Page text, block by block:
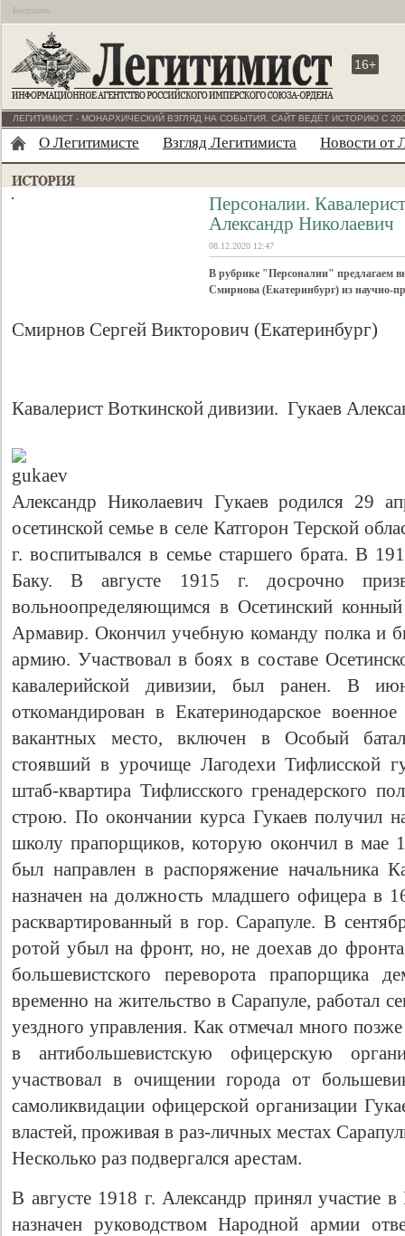
Бесплатно
16+
ЛЕГИТИМИСТ - МОНАРХИЧЕСКИЙ ВЗГЛЯД НА СОБЫТИЯ. САЙТ ВЕДЁТ ИСТОРИЮ С
О Легитимисте Взгляд Легитимиста Новости от
Персоналии.
Александр Николаевич
08.12.2020 12:47
В рубрике "Персоналии" предлагаем
Смирнова (Екатеринбург) из научно-
Смирнов Сергей Викторович (Екатеринбург)
Кавалерист Воткинской дивизии. Гукаев
Александр Николаевич Гукаев родился 29
осетинской семье в селе Катгорон Терской
г. воспитывался в семье старшего брата. В
Баку. В августе 1915 г. досрочно
вольноопределяющимся в Осетинский
Армавир. Окончил учебную команду полка и
армию. Участвовал в боях в составе
кавалерийской дивизии, был ранен. В
откомандирован в Екатеринодарское
вакантных место, включен в Особый
стоявший в урочище Лагодехи Тифлисской
штаб-квартира Тифлисского гренадерского
строю. По окончании курса Гукаев получил
школу прапорщиков, которую окончил в мае
был направлен в распоряжение начальника
назначен на должность младшего офицера в
расквартированный в гор. Сарапуле. В
ротой убыл на фронт, но, не доехав до
большевистского переворота прапорщика
временно на жительство в Сарапуле, работал
уездного управления. Как отмечал много
в антибольшевистскую офицерскую
участвовал в очищении города от
самоликвидации офицерской организации
властей, проживая в раз-личных местах
Несколько раз подвергался арестам.
В августе 1918 г. Александр принял участие
назначен руководством Народной армии
Свидетельство